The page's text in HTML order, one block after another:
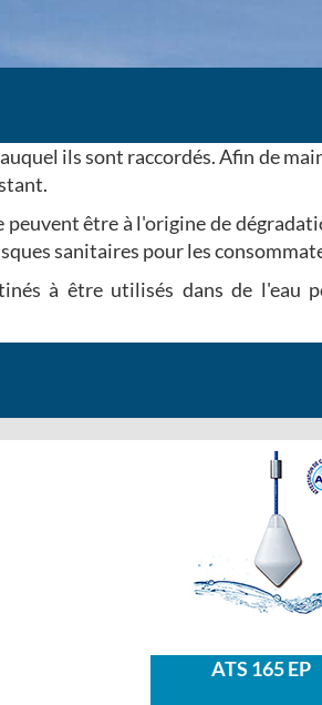
ils sont raccordés. Afin de
être à l'origine de
sanitaires pour les
à être utilisés dans de l'eau
ATS 165 EP